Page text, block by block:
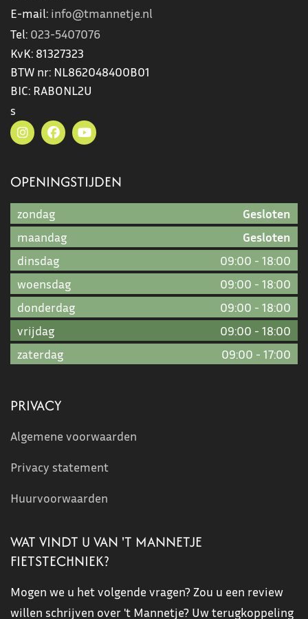
E-mail: info@tmannetje.nl
Tel: 023-5407076
KvK: 81327323
BTW nr: NL862048400B01
BIC: RABONL2U
s
OPENINGSTIJDEN
zondag
Gesloten
maandag
Gesloten
dinsdag
09:00 - 18:00
woensdag
09:00 - 18:00
donderdag
09:00 - 18:00
vrijdag
09:00 - 18:00
zaterdag
09:00 - 17:00
PRIVACY
Algemene voorwaarden
Privacy statement
Huurvoorwaarden
WAT VINDT U VAN 'T MANNETJE
FIETSTECHNIEK?
Mogen we u het volgende vragen? Zou u een review
willen schrijven over 't Mannetje? Uw terugkoppeling